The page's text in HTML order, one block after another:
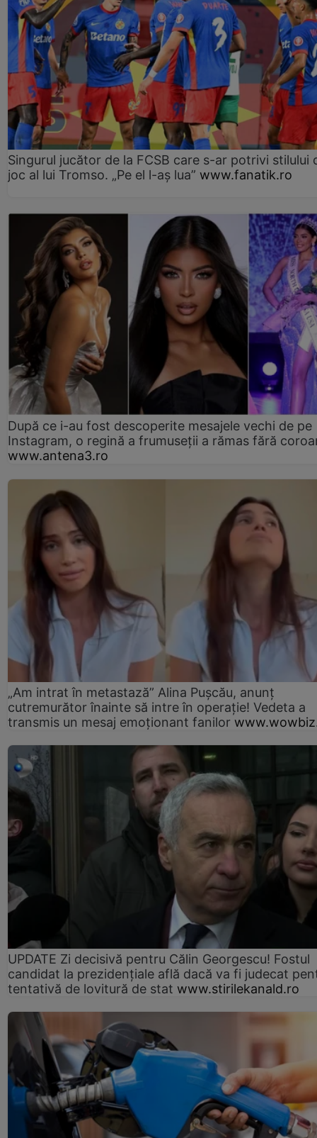
Singurul jucător de la FCSB care s-ar potrivi stilului
joc al lui Tromso. „Pe el l-aș lua” www.fanatik.ro
După ce i-au fost descoperite mesajele vechi de pe
Instagram, o regină a frumuseții a rămas fără
www.antena3.ro
„Am intrat în metastază” Alina Pușcău, anunț
cutremurător înainte să intre în operație! Vedeta a
transmis un mesaj emoționant fanilor
UPDATE Zi decisivă pentru Călin Georgescu! Fostul
candidat la prezidențiale află dacă va fi judecat
tentativă de lovitură de stat www.stirilekanald.ro